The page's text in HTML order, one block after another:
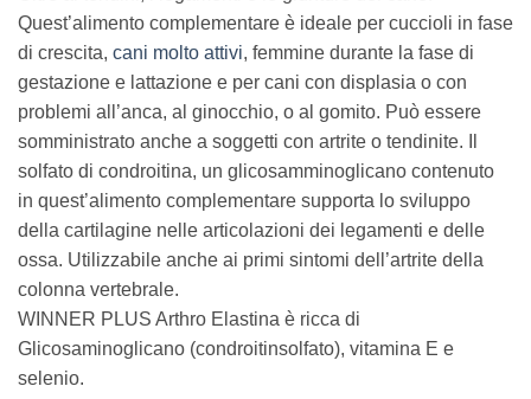
Quest’alimento complementare è ideale per cuccioli in fase
di crescita, cani molto attivi, femmine durante la fase di
gestazione e lattazione e per cani con displasia o con
problemi all’anca, al ginocchio, o al gomito. Può essere
somministrato anche a soggetti con artrite o tendinite. Il
solfato di condroitina, un glicosamminoglicano contenuto
in quest’alimento complementare supporta lo sviluppo
della cartilagine nelle articolazioni dei legamenti e delle
ossa. Utilizzabile anche ai primi sintomi dell’artrite della
colonna vertebrale.
WINNER PLUS Arthro Elastina è ricca di
Glicosaminoglicano (condroitinsolfato), vitamina E e
selenio.